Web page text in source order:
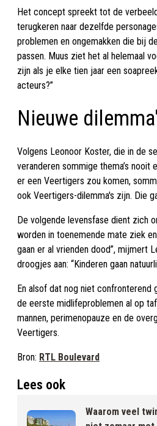
Het concept spreekt tot de
terugkeren naar dezelfde
problemen en ongemakken die bij
passen. Muus ziet het al helemaal
zijn als je elke tien jaar een
acteurs?”
Nieuwe
Volgens Leonoor Koster, die in de
veranderen sommige thema’s nooit
er een Veertigers zou komen,
ook Veertigers-dilemma's zijn. Die
De volgende levensfase dient zich
worden in toenemende mate ziek
gaan er al vrienden dood”, mijmert
droogjes aan: “Kinderen gaan
En alsof dat nog niet confronterend
de eerste midlifeproblemen al op
mannen, perimenopauze en de
Veertigers.
Bron: RTL Boulevard
Lees ook
Waarom veel